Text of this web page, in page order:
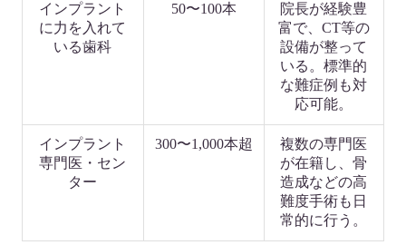
インプラント
に力を入れて
いる歯科
50〜100本
院長が経験豊
富で、CT等の
設備が整って
いる。標準的
な難症例も対
応可能。
インプラント
専門医・セン
ター
300〜1,000本超
複数の専門医
が在籍し、骨
造成などの高
難度手術も日
常的に行う。